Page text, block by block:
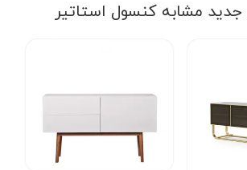
مشابه کنسول استاتیر